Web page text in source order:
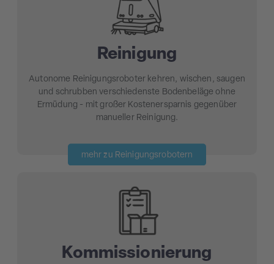
Reinigung
Autonome Reinigungsroboter kehren, wischen, saugen
und schrubben verschiedenste Bodenbeläge ohne
Ermüdung - mit großer Kostenersparnis gegenüber
manueller Reinigung.
mehr zu Reinigungsrobotern
Kommissionierung